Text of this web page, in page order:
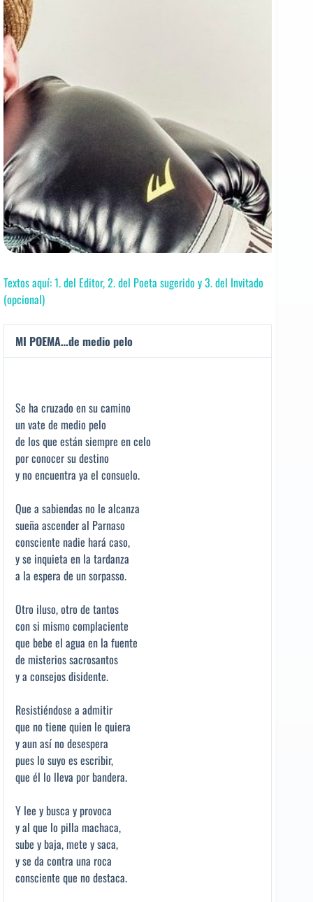
Textos aquí: 1. del Editor, 2. del Poeta sugerido y 3. del Invitado
(opcional)
MI POEMA…de medio pelo
Se ha cruzado en su camino
un vate de medio pelo
de los que están siempre en celo
por conocer su destino
y no encuentra ya el consuelo.
Que a sabiendas no le alcanza
sueña ascender al Parnaso
consciente nadie hará caso,
y se inquieta en la tardanza
a la espera de un sorpasso.
Otro iluso, otro de tantos
con si mismo complaciente
que bebe el agua en la fuente
de misterios sacrosantos
y a consejos disidente.
Resistiéndose a admitir
que no tiene quien le quiera
y aun así no desespera
pues lo suyo es escribir,
que él lo lleva por bandera.
Y lee y busca y provoca
y al que lo pilla machaca,
sube y baja, mete y saca,
y se da contra una roca
consciente que no destaca.